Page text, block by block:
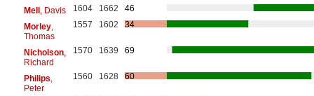
Mell, Davis 1604 1662
46
Morley,
Thomas
1557 1602 34
Nicholson,
Richard
1570 1639 69
Philips
Peter
1560 1628 60